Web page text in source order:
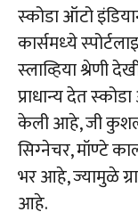
स्‍कोडा ऑटो
कार्समध्‍ये
स्‍लाव्हिया श्रेणी
प्राधान्‍य देत
केली आहे, जी कुशल
सिग्‍नेचर, मॉण्‍टे
भर आहे, ज्‍यामुळे
आहे.